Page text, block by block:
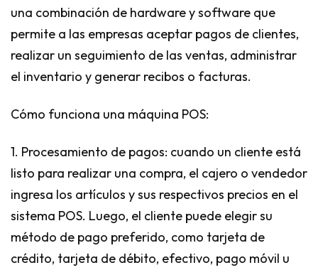
una combinación de hardware y software que
permite a las empresas aceptar pagos de clientes,
realizar un seguimiento de las ventas, administrar
el inventario y generar recibos o facturas.
Cómo funciona una máquina POS:
1. Procesamiento de pagos: cuando un cliente está
listo para realizar una compra, el cajero o vendedor
ingresa los artículos y sus respectivos precios en el
sistema POS. Luego, el cliente puede elegir su
método de pago preferido, como tarjeta de
crédito, tarjeta de débito, efectivo, pago móvil u